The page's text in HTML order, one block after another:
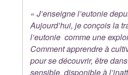
« J’enseigne l’eutonie
Aujourd’hui, je conçois la
l’eutonie comme une
Comment apprendre à
pour se découvrir, être
sensible, disponible à